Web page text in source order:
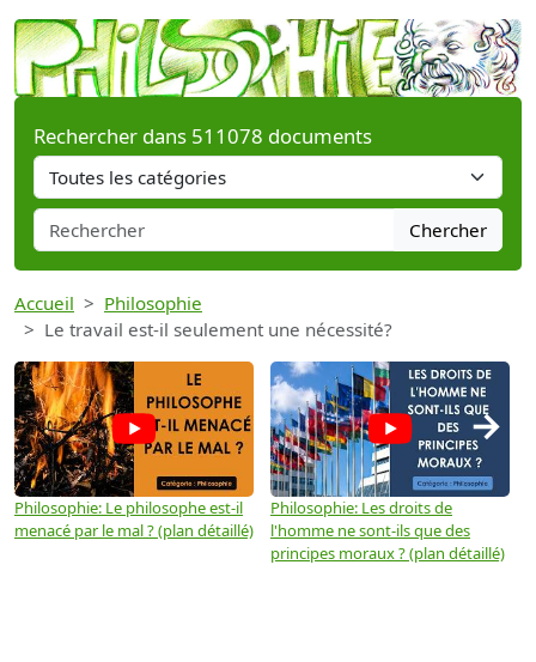
Rechercher dans 511078 documents
Chercher
Accueil
Philosophie
Le travail est-il seulement une nécessité?
Philosophie: Le philosophe est-il
menacé par le mal ? (plan détaillé)
Philosophie: Les droits de
l'homme ne sont-ils que des
principes moraux ? (plan détaillé)
→